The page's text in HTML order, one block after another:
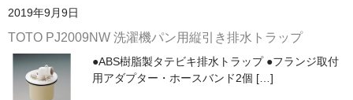
商品カテゴリー
カート
お問い合わせ
2019年9月9日
TOTO PJ2009NW 洗濯機パン用縦引き排水トラップ
●ABS樹脂製タテビキ排水トラップ ●フランジ取付
用アダプター・ホースバンド2個 […]